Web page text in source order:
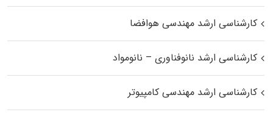
کارشناسی ارشد مهندسی هوافضا
کارشناسی ارشد نانوفناوری – نانومواد
کارشناسی ارشد مهندسی کامپیوتر